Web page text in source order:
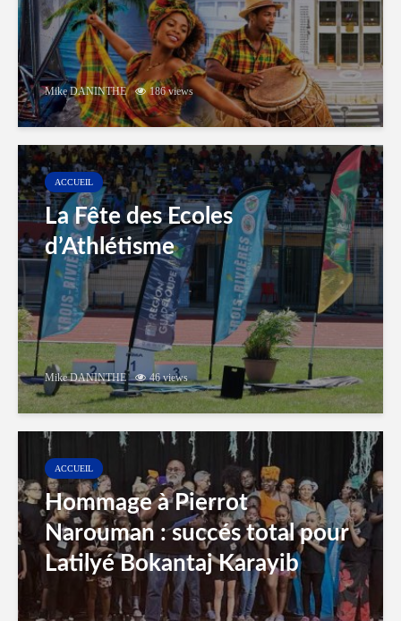
Mike DANINTHE 186 views
ACCUEIL
La Fête des Ecoles
d’Athlétisme
Mike DANINTHE 46 views
ACCUEIL
Hommage à Pierrot
Narouman : succés total pour
Latilyé Bokantaj Karayib